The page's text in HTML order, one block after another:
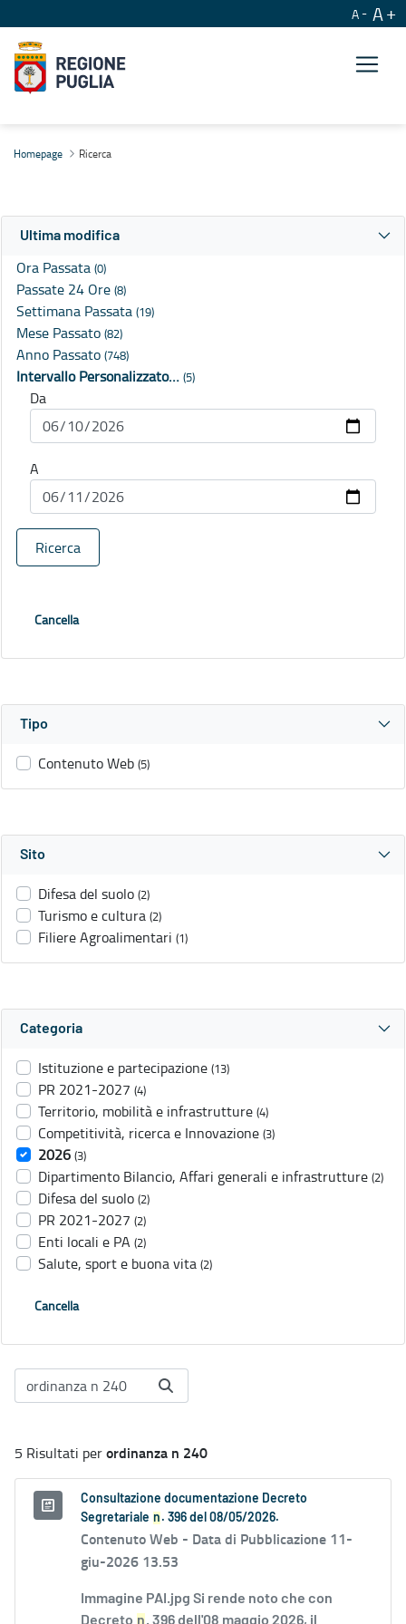
A A
Homepage Ricerca
Ultima modifica
Ora Passata (0)
Passate 24 Ore (8)
Settimana Passata (19)
Mese Passato (82)
Anno Passato (748)
Intervallo Personalizzato… (5)
Da
A
Ricerca
Cancella
Tipo
Contenuto Web (5)
Sito
Difesa del suolo (2)
Turismo e cultura (2)
Filiere Agroalimentari (1)
Categoria
Istituzione e partecipazione (13)
PR 2021-2027 (4)
Territorio, mobilità e infrastrutture (4)
Competitività, ricerca e Innovazione (3)
2026 (3)
Dipartimento Bilancio, Affari generali e infrastrutture (2)
Difesa del suolo (2)
PR 2021-2027 (2)
Enti locali e PA (2)
Salute, sport e buona vita (2)
Cancella
5 Risultati perordinanza n 240
Consultazione documentazione Decreto
Segretariale n . 396 del 08/05/2026.
Contenuto Web - Data di Pubblicazione 11-
giu-2026 13.53
Immagine PAI.jpg Si rende noto che con
Decreto n. 396 dell'08 maggio 2026, il